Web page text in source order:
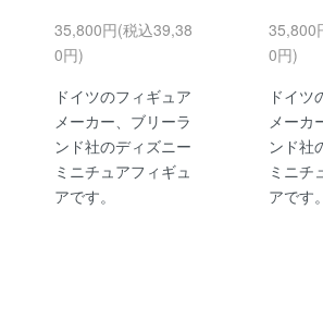
35,800円(税込39,38
0円)
ドイツのフィギュア
メーカー、ブリーラ
ンド社のディズニー
ミニチュアフィギュ
アです。
35,800
0円)
ドイツ
メーカ
ンド社
ミニチ
アです。